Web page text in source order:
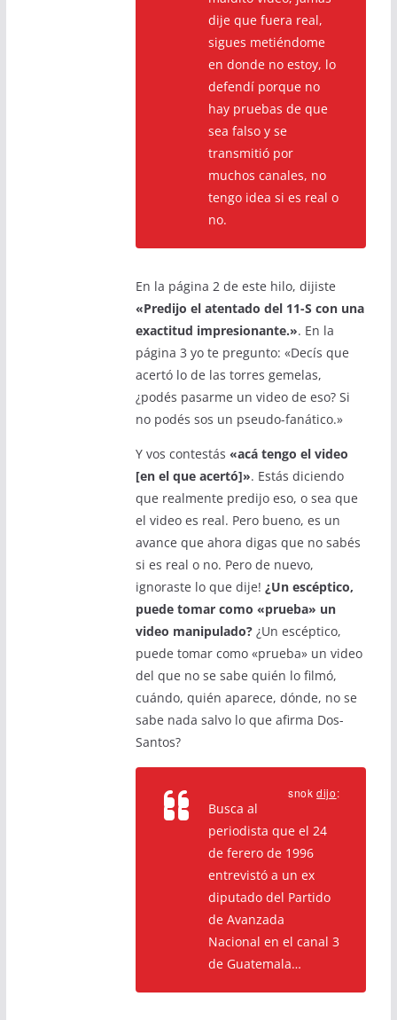
dije que fuera real,
sigues metiéndome
en donde no estoy, lo
defendí porque no
hay pruebas de que
sea falso y se
transmitió por
muchos canales, no
tengo idea si es real o
no.
En la página 2 de este hilo, dijiste
«Predijo el atentado del 11-S con una
exactitud impresionante.». En la
página 3 yo te pregunto: «Decís que
acertó lo de las torres gemelas,
¿podés pasarme un video de eso? Si
no podés sos un pseudo-fanático.»
Y vos contestás «acá tengo el video
[en el que acertó]». Estás diciendo
que realmente predijo eso, o sea que
el video es real. Pero bueno, es un
avance que ahora digas que no sabés
si es real o no. Pero de nuevo,
ignoraste lo que dije! ¿Un escéptico,
puede tomar como «prueba» un
video manipulado?¿Un escéptico,
puede tomar como «prueba» un video
del que no se sabe quién lo filmó,
cuándo, quién aparece, dónde, no se
sabe nada salvo lo que afirma Dos-
Santos?
snokdijo:
Busca al
periodista que el 24
de ferero de 1996
entrevistó a un ex
diputado del Partido
de Avanzada
Nacional en el canal 3
de Guatemala…